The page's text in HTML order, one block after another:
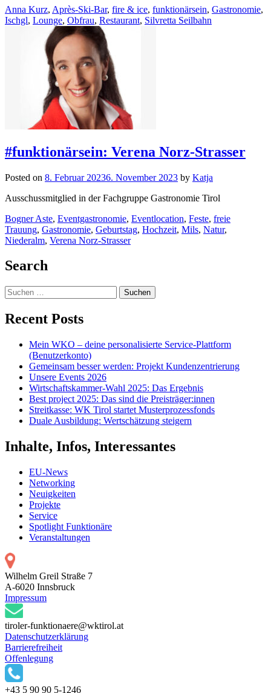
Anna Kurz, Après-Ski-Bar, fire & ice, funktionärsein, Gastronomie,
Ischgl, Lounge, Obfrau, Restaurant, Silvretta Seilbahn
#funktionärsein: Verena Norz-Strasser
Posted on 8. Februar 20236. November 2023 by Katja
Ausschussmitglied in der Fachgruppe Gastronomie Tirol
Bogner Aste, Eventgastronomie, Eventlocation, Feste, freie
Trauung, Gastronomie, Geburtstag, Hochzeit, Mils, Natur,
Niederalm, Verena Norz-Strasser
navigation
Search
Suchen
nach:
Recent Posts
Mein WKO – deine personalisierte Service-Plattform
(Benutzerkonto)
Gemeinsam besser werden: Projekt Kundenzentrierung
Unsere Events 2026
Wirtschaftskammer-Wahl 2025: Das Ergebnis
Best project 2025: Das sind die Preisträger:innen
Streitkasse: WK Tirol startet Musterprozessfonds
Duale Ausbildung: Wertschätzung steigern
Inhalte, Infos, Interessantes
EU-News
Networking
Neuigkeiten
Projekte
Service
Spotlight Funktionäre
Veranstaltungen
Wilhelm Greil Straße 7
A-6020 Innsbruck
Impressum
tiroler-funktionaere@wktirol.at
Datenschutzerklärung
Barrierefreiheit
Offenlegung
+43 5 90 90 5-1246